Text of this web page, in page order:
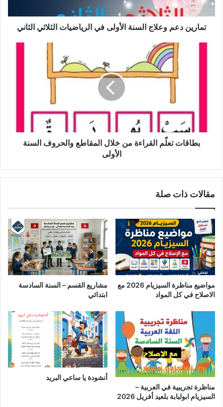
الثلاثي
الثاني
تمارين دعم وعلاج السنة الأولى في الرياضيات الثلاثي الثاني
والحروف
الأولى
بطاقات تعلّم القراءة من خلال المقاطع والحروف السنة
الأولى
مقالات ذات صلة
مواضيع مناظرة السيزيام 2026 مع
الاصلاح في كل المواد
مشاريع القسم – السنة السادسة
ابتدائي
مناظرة تجريبية في العربية –
السيزيام ابولبابة بلعيد أفريل 2026
أنشودة يا ساعي البريد